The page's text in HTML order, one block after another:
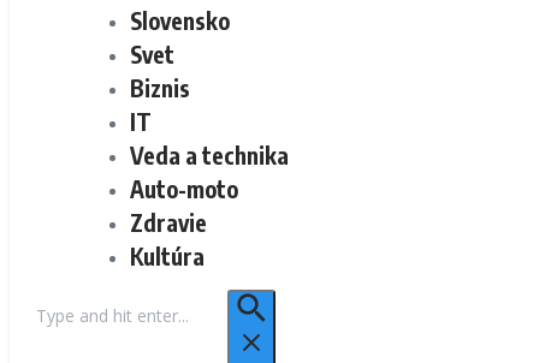
Slovensko
Svet
Biznis
IT
Veda a technika
Auto-moto
Zdravie
Kultúra